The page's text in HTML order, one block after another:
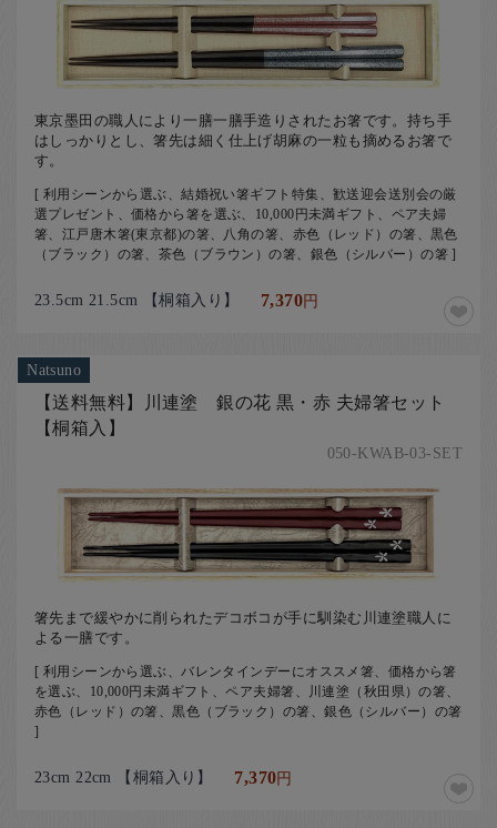
東京墨田の職人により一膳一膳手造りされたお箸です。持ち手
はしっかりとし、箸先は細く仕上げ胡麻の一粒も摘めるお箸で
す。
[ 利用シーンから選ぶ、結婚祝い箸ギフト特集、歓送迎会送別会の厳
選プレゼント、価格から箸を選ぶ、10,000円未満ギフト、ペア夫婦
箸、江戸唐木箸(東京都)の箸、八角の箸、赤色（レッド）の箸、黒色
（ブラック）の箸、茶色（ブラウン）の箸、銀色（シルバー）の箸 ]
23.5cm 21.5cm 【桐箱入り】 7,370円
Natsuno
【送料無料】川連塗 銀の花 黒・赤 夫婦箸セット
【桐箱入】
050-KWAB-03-SET
箸先まで緩やかに削られたデコボコが手に馴染む川連塗職人に
よる一膳です。
[ 利用シーンから選ぶ、バレンタインデーにオススメ箸、価格から箸
を選ぶ、10,000円未満ギフト、ペア夫婦箸、川連塗（秋田県）の箸、
赤色（レッド）の箸、黒色（ブラック）の箸、銀色（シルバー）の箸
]
23cm 22cm 【桐箱入り】 7,370円